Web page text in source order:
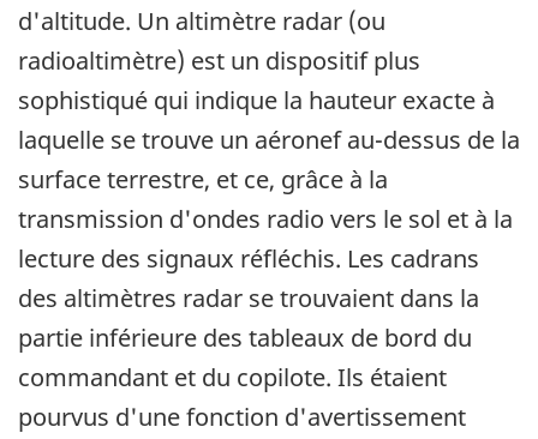
d'altitude. Un altimètre radar (ou
radioaltimètre) est un dispositif plus
sophistiqué qui indique la hauteur exacte à
laquelle se trouve un aéronef au-dessus de la
surface terrestre, et ce, grâce à la
transmission d'ondes radio vers le sol et à la
lecture des signaux réfléchis. Les cadrans
des altimètres radar se trouvaient dans la
partie inférieure des tableaux de bord du
commandant et du copilote. Ils étaient
pourvus d'une fonction d'avertissement